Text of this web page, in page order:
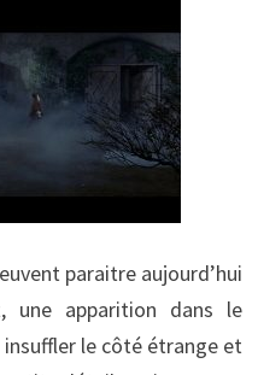
paraitre aujourd’hui
une apparition dans le
le côté étrange et